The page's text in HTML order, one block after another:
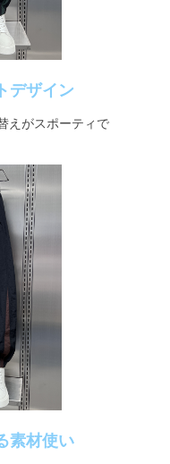
デザイン
えがスポーティで
素材使い